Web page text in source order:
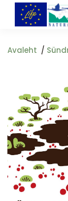
Liigu
edasi
põhisisu
Avaleht